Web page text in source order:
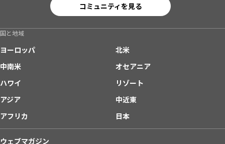
コミュニティを見る
国と地域
ヨーロッパ
北米
中南米
オセアニア
ハワイ
リゾート
アジア
中近東
アフリカ
日本
ウェブマガジン